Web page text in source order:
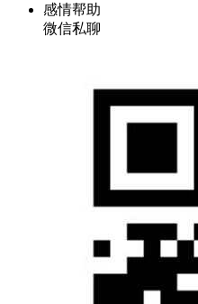
感情帮助
微信私聊